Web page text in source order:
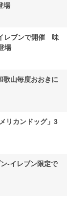
場
レブンで開催 味
場
歌山毎度おおきに
リカンドッグ」3
‐イレブン限定で